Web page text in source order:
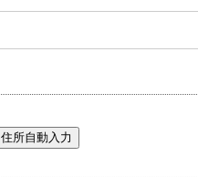
住所自動入力